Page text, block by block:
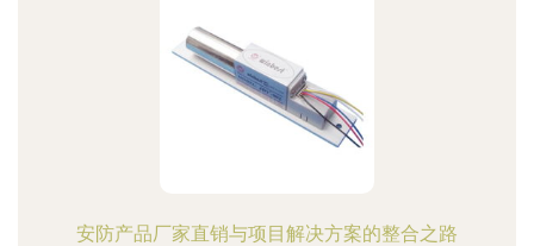
安防产品厂家直销与项目解决方案的整合之路